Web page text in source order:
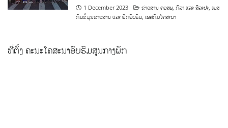
1 December 2023 ຂ່າວສານ ຄອສພ ,ກິລາ ແລະ ສິລະປະ ,ເພສ
ກົມຂໍ້ມູນຂ່າວສານ ແລະ ຝຶກອົບຮົມ ,ເພສກົມໂຄສະນາ
ທີ່ຕັ້ງ ຄະນະໂຄສະນາອົບຮົມສູນກາງພັກ